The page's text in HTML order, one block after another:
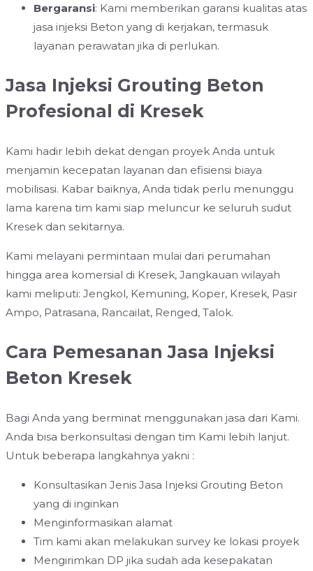
Bergaransi: Kami memberikan garansi kualitas atas
jasa injeksi Beton yang di kerjakan, termasuk
layanan perawatan jika di perlukan.
Jasa Injeksi Grouting Beton
Profesional di Kresek
Kami hadir lebih dekat dengan proyek Anda untuk
menjamin kecepatan layanan dan efisiensi biaya
mobilisasi. Kabar baiknya, Anda tidak perlu menunggu
lama karena tim kami siap meluncur ke seluruh sudut
Kresek dan sekitarnya.
Kami melayani permintaan mulai dari perumahan
hingga area komersial di Kresek, Jangkauan wilayah
kami meliputi: Jengkol, Kemuning, Koper, Kresek, Pasir
Ampo, Patrasana, Rancailat, Renged, Talok.
Cara Pemesanan Jasa Injeksi
Beton Kresek
Bagi Anda yang berminat menggunakan jasa dari Kami.
Anda bisa berkonsultasi dengan tim Kami lebih lanjut.
Untuk beberapa langkahnya yakni :
Konsultasikan Jenis Jasa Injeksi Grouting Beton
yang di inginkan
Menginformasikan alamat
Tim kami akan melakukan survey ke lokasi proyek
Mengirimkan DP jika sudah ada kesepakatan